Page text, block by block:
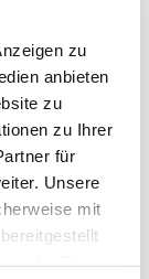
zu
anbieten
zu
zu Ihrer
für
Unsere
mit